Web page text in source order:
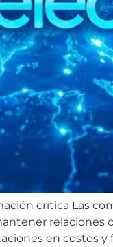
crítica Las
relaciones
en costos y